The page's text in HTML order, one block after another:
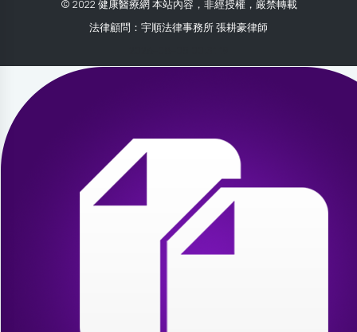
© 2022 健康醫療網 本站內容，非經授權，嚴禁轉載
法律顧問：宇順法律事務所 張耕豪律師